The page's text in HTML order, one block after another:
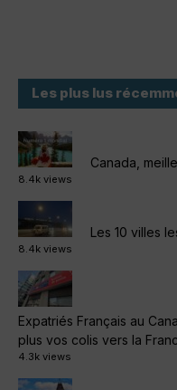
Les plus lus
Canada,
8.4k views
Les 10 villes
8.4k views
Expatriés Français au
plus vos colis vers la
4.3k views